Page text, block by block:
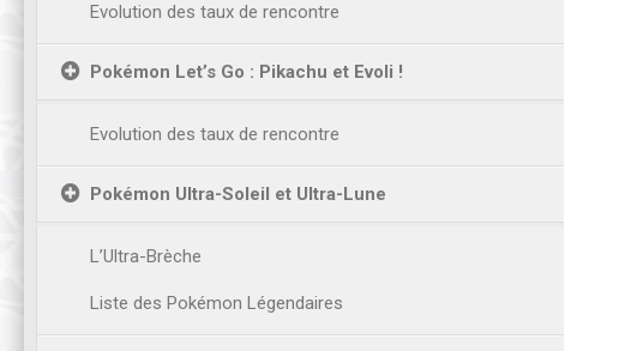
Evolution des taux de rencontre
Pokémon Let’s Go : Pikachu et Evoli !
Evolution des taux de rencontre
Pokémon Ultra-Soleil et Ultra-Lune
L’Ultra-Brèche
Liste des Pokémon Légendaires